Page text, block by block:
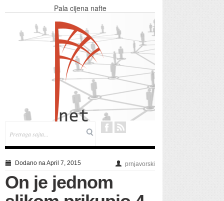
Pala cijena nafte
/VIDEO/
Bosić na sudu: Dodik je ukrao milione!
PRNJAVOR : Lijep gest “Robota” - deset hiljada
za vrtić
Прњавор: Начелник честитао Свјетски дан
Рома
Dodano na April 7, 2015 prnjavorski
On je jednom